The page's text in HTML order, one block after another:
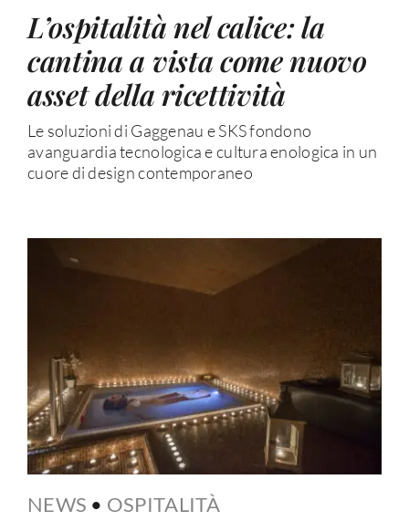
L’ospitalità nel calice: la
cantina a vista come nuovo
asset della ricettività
Le soluzioni di Gaggenau e SKS fondono
avanguardia tecnologica e cultura enologica in un
cuore di design contemporaneo
NEWS • OSPITALITÀ